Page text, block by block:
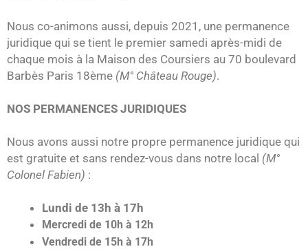
Nous co-animons aussi, depuis 2021, une permanence
juridique qui se tient le premier samedi après-midi de
chaque mois à la Maison des Coursiers au 70 boulevard
Barbès Paris 18ème (M° Château Rouge).
NOS PERMANENCES JURIDIQUES
Nous avons aussi notre propre permanence juridique qui
est gratuite et sans rendez-vous dans notre local (M°
Colonel Fabien) :
Lundi de 13h à 17h
Mercredi de 10h à 12h
Vendredi de 15h à 17h